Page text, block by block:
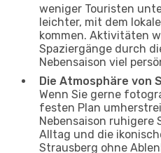
weniger Touristen
leichter, mit dem
kommen. Aktivitäten
Spaziergänge durch
Nebensaison viel
Die Atmosphäre von
Wenn Sie gerne
festen Plan
Nebensaison ruhigere
Alltag und die
Strausberg ohne